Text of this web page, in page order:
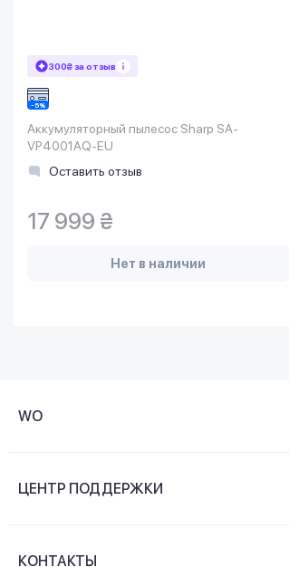
300₴ за отзыв
Аккумуляторный пылесос Sharp SA-
VP4001AQ-EU
Оставить отзыв
17 999 ₴
Нет в наличии
WO
Контакты
ЦЕНТР ПОДДЕРЖКИ
КОНТАКТЫ